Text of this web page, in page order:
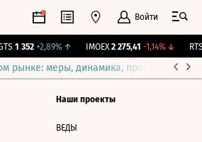
Войти
1 352 +2,89%↑ IMOEX 2 275,41 -1,14%↓ RTSI
рынке: меры, динамика, прогнозы
Наши проекты
ВЕДЫ